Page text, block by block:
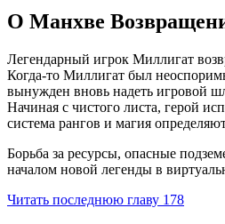
О Манхве
Легендарный игрок Миллигат
Когда-то Миллигат был
вынужден вновь надеть игровой
Начиная с чистого листа, герой
система рангов и магия
Борьба за ресурсы, опасные
началом новой легенды в
Читать последнюю главу 178